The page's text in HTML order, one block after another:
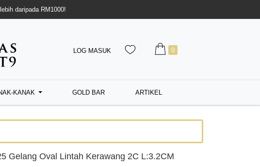
daripada RM1000!
LOG MASUK 0
KANAK GOLD BAR ARTIKEL
Gelang Oval Lintah Kerawang 2C L:3.2CM